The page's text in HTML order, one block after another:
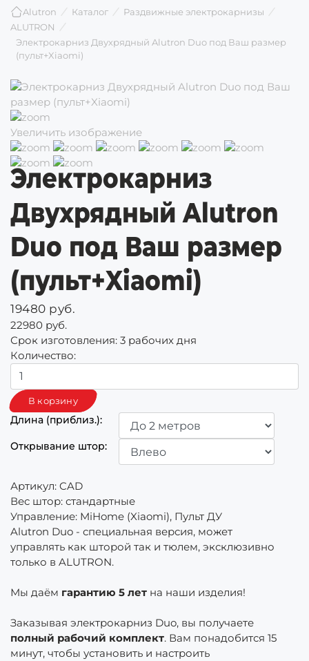
Alutron Каталог
Раздвижные электрокарнизы
ALUTRON
Электрокарниз Двухрядный Alutron Duo под Ваш размер
(пульт+Xiaomi)
Увеличить изображение
Электрокарниз
Двухрядный Alutron
Duo под Ваш размер
(пульт+Xiaomi)
19480 руб.
22980 руб.
Срок изготовления: 3 рабочих дня
Количество:
Длина (приблиз.):
Открывание штор:
Артикул: CAD
Вес штор: стандартные
Управление: MiHome (Xiaomi), Пульт ДУ
Alutron Duo - специальная версия, может
управлять как шторой так и тюлем, эксклюзивно
только в ALUTRON.
Мы даём гарантию 5 лет на наши изделия!
Заказывая электрокарниз Duo, вы получаете
полный рабочий комплект. Вам понадобится 15
минут, чтобы установить и настроить